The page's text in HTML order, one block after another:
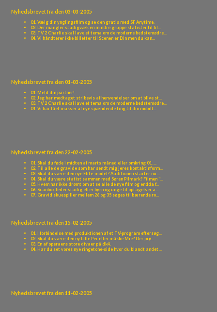
Nyhedsbrevet fra den 03-03-2005
01. Vælg din ynglingsfilm og se den gratis med SF Anytime.
02. Der mangler stadigvæk en mindre gruppe statister til fil...
03. TV 2 Charlie skal lave et tema om de moderne bedstemødre...
04. Vi håndterer ikke billetter til Scenen er Din men du kan...
Nyhedsbrevet fra den 01-03-2005
01. Meld din partner!
02. Jeg har modtaget stribevis af henvendelser om at blive st...
03. TV 2 Charlie skal lave et tema om de moderne bedstemødre...
04. Vi har fået masser af nye spændende ting til din mobilt...
Nyhedsbrevet fra den 22-02-2005
01. Skal du føde i midten af marts måned eller omkring 01. ...
02. Til alle de gravide som har sendt mig jeres kontaktinform...
03. Skal du være den nye Elite-model? Auditionen starter nu....
04. Skal du være statist sammen med Søren Pilmark? Filmen "...
05. Hvem har ikke drømt om at se alle de nye film og endda f...
06. Scanbox leder stadig efter børn og unge til optagelser a...
07. Gravid skuespiller mellem 26 og 35 søges til bærende ro...
Nyhedsbrevet fra den 15-02-2005
01. I forbindelse med produktionen af et TV-program eftersøg...
02. Skal du være den ny Lille Per eller måske Mie? Der prø...
03. En af operaens store divaer på dk4.
04. Har du set vores nye ringetone-side hvor du blandt andet ...
Nyhedsbrevet fra den 11-02-2005